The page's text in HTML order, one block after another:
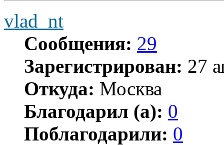
vlad_nt
Сообщения: 29
Зарегистрирован: 27
Откуда: Москва
Благодарил (а): 0
Поблагодарили: 0